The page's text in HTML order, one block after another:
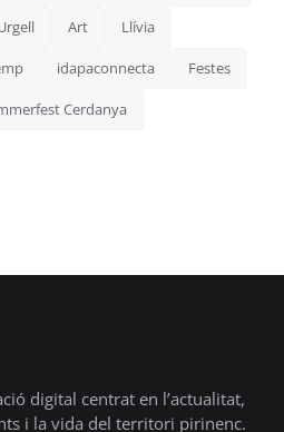
Art Llívia
idapaconnecta Festes
Cerdanya
digital centrat en l’actualitat,
i la vida del territori pirinenc.